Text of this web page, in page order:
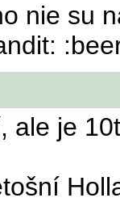
nie su
ale je